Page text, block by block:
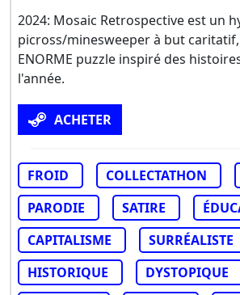
2024: Mosaic Retrospective est un
picross/minesweeper à but
ENORME puzzle inspiré des
l'année.
ACHETER
FROID COLLECTATHON
PARODIE
SATIRE
CAPITALISME
SURRÉALISTE
HISTORIQUE
DYSTOPIQUE